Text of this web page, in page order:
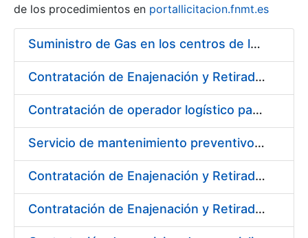
de los procedimientos en portallicitacion.fnmt.es
Suministro de Gas en los centros de la FNMT-RCM de Madrid y Burgos, durante el año 2020
Contratación de Enajenación y Retirada de Recortes Sobrantes y Desperdicios de Papel Impreso y no Impreso durante el Año 2020
Contratación de operador logístico para distintos servicios de transporte de seguridad de mercancías de la Fábrica Nacional de Moneda y Timbre - Real Casa de la Moneda
Servicio de mantenimiento preventivo de la instalación del sistema centralizado de recogida de papelote de timbre e imprenta
Contratación de Enajenación y Retirada de Residuos de PVC, Policarbonato y Plásticos durante el año 2020
Contratación de Enajenación y Retirada de Chatarra de Hierro, Acero y Chapa de la RCM-FNMT